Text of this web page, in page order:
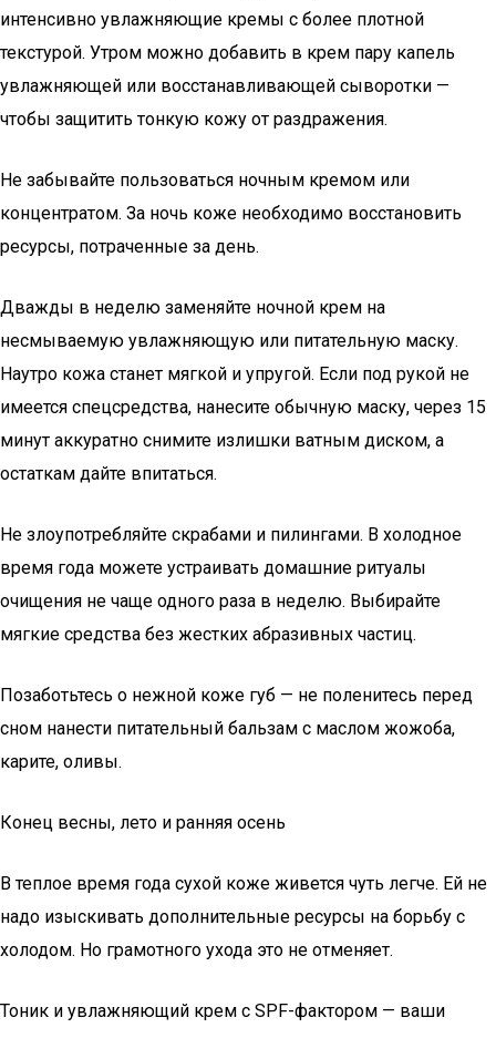
интенсивно увлажняющие кремы с более плотной
текстурой. Утром можно добавить в крем пару капель
увлажняющей или восстанавливающей сыворотки —
чтобы защитить тонкую кожу от раздражения.
Не забывайте пользоваться ночным кремом или
концентратом. За ночь коже необходимо восстановить
ресурсы, потраченные за день.
Дважды в неделю заменяйте ночной крем на
несмываемую увлажняющую или питательную маску.
Наутро кожа станет мягкой и упругой. Если под рукой не
имеется спецсредства, нанесите обычную маску, через 15
минут аккуратно снимите излишки ватным диском, а
остаткам дайте впитаться.
Не злоупотребляйте скрабами и пилингами. В холодное
время года можете устраивать домашние ритуалы
очищения не чаще одного раза в неделю. Выбирайте
мягкие средства без жестких абразивных частиц.
Позаботьтесь о нежной коже губ — не поленитесь перед
сном нанести питательный бальзам с маслом жожоба,
карите, оливы.
Конец весны, лето и ранняя осень
В теплое время года сухой коже живется чуть легче. Ей не
надо изыскивать дополнительные ресурсы на борьбу с
холодом. Но грамотного ухода это не отменяет.
Тоник и увлажняющий крем с SPF-фактором — ваши